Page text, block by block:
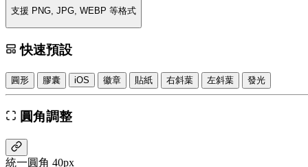
支援 PNG, JPG, WEBP 等格式
快速預設
圓形 膠囊 iOS 徽章 貼紙 右斜葉 左斜葉 發光
圓角調整
統一圓角 40px